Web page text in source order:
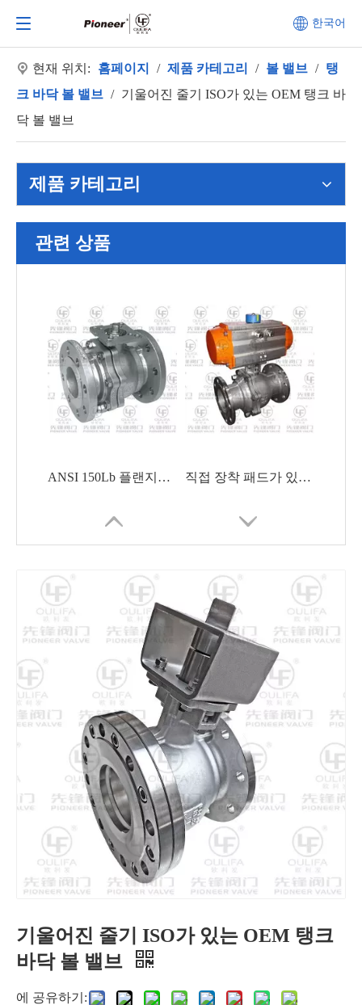
한국어
현재 위치: 홈페이지 / 제품 카테고리 / 볼 밸브 / 탱
크 바닥 볼 밸브 / 기울어진 줄기 ISO가 있는 OEM 탱크 바
닥 볼 밸브
제품 카테고리
관련 상품
ANSI 150Lb 플랜지형 볼 밸브 옵션 V 포트 조정 직접 장착 패드가 있는 공압 플랜지 볼 밸브
공간 절약형 공압식 팽창식 버터플라이 밸브 유량 제어 기능이 우수한 웨이퍼형 버터플라이 밸브
기울어진 줄기 ISO가 있는 OEM 탱크
바닥 볼 밸브
에 공유하기: